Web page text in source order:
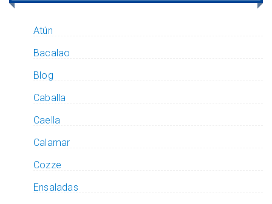
Atún
Bacalao
Blog
Caballa
Caella
Calamar
Cozze
Ensaladas